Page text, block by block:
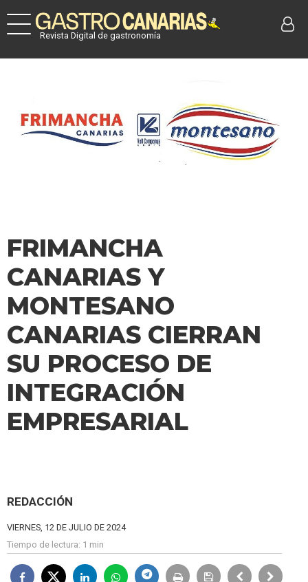
Revista Digital de gastronomía
FRIMANCHA
CANARIAS Y
MONTESANO
CANARIAS CIERRAN
SU PROCESO DE
INTEGRACIÓN
EMPRESARIAL
REDACCIÓN
VIERNES, 12 DE JULIO DE 2024
Tiempo de lectura: 1 min